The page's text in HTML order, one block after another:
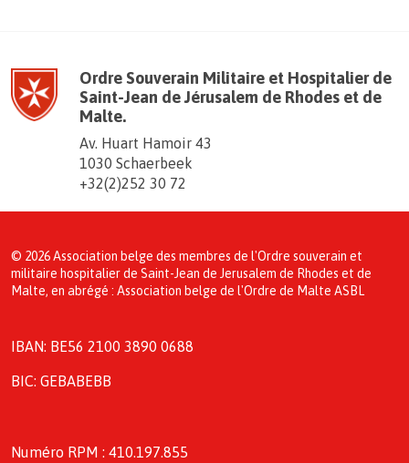
Ordre Souverain Militaire et Hospitalier de
Saint-Jean de Jérusalem de Rhodes et de
Malte.
Av. Huart Hamoir 43
1030 Schaerbeek
+32(2)252 30 72
© 2026 Association belge des membres de l'Ordre souverain et
militaire hospitalier de Saint-Jean de Jerusalem de Rhodes et de
Malte, en abrégé : Association belge de l'Ordre de Malte ASBL
IBAN: BE56 2100 3890 0688
BIC: GEBABEBB
Numéro RPM : 410.197.855